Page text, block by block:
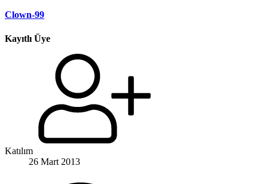
Clown-99
Kayıtlı Üye
Katılım
26 Mart 2013